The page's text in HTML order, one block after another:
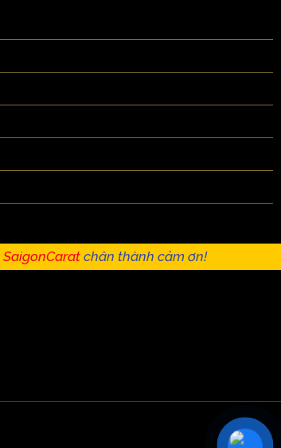
SaigonCarat chân thành cảm ơn!